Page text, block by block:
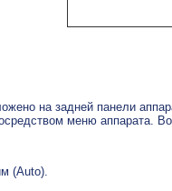
на задней панели
меню аппарата.
(Auto).